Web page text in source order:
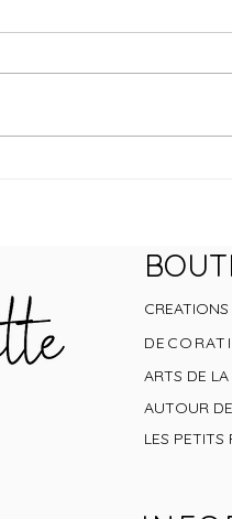
ARTS DE LA
AUTOUR
LES PETITS